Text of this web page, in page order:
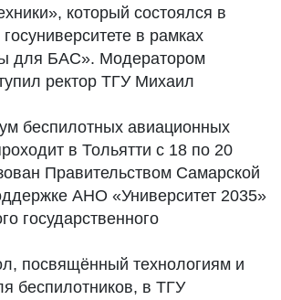
который состоялся в
в рамках
для БАС». Модератором
ректор ТГУ Михаил
беспилотных авиационных
в Тольятти с 18 по 20
Правительством Самарской
АНО «Университет 2035»
государственного
посвящённый технологиям и
беспилотников, в ТГУ